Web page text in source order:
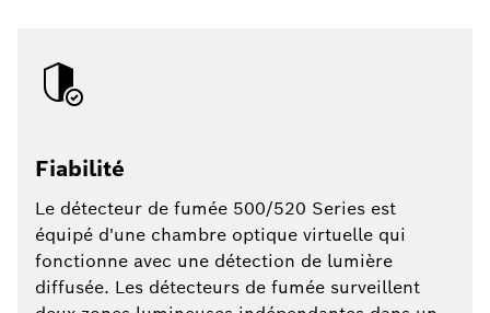
Fiabilité
Le détecteur de fumée 500/520 Series est
équipé d'une chambre optique virtuelle qui
fonctionne avec une détection de lumière
diffusée. Les détecteurs de fumée surveillent